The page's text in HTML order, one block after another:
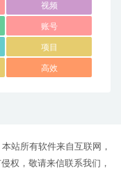
视频
账号
项目
高效
站所有软件来自互联网，
权，敬请来信联系我们，